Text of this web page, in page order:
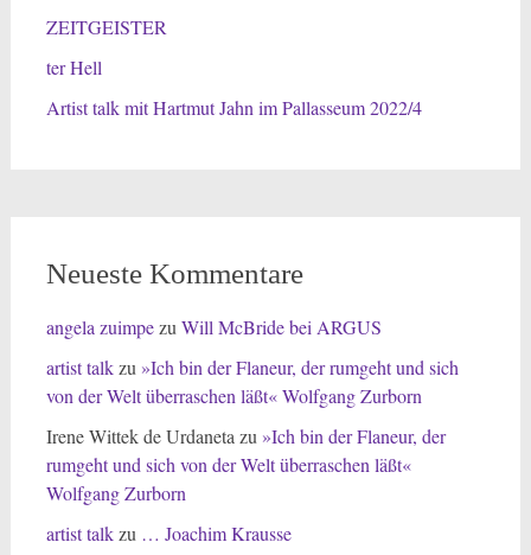
ZEITGEISTER
ter Hell
Artist talk mit Hartmut Jahn im Pallasseum 2022/4
Neueste Kommentare
angela zuimpezu Will McBride bei ARGUS
artist talkzu »Ich bin der Flaneur, der rumgeht und sich
von der Welt überraschen läßt« Wolfgang Zurborn
Irene Wittek de Urdaneta zu »Ich bin der Flaneur, der
rumgeht und sich von der Welt überraschen läßt«
Wolfgang Zurborn
artist talkzu … Joachim Krausse